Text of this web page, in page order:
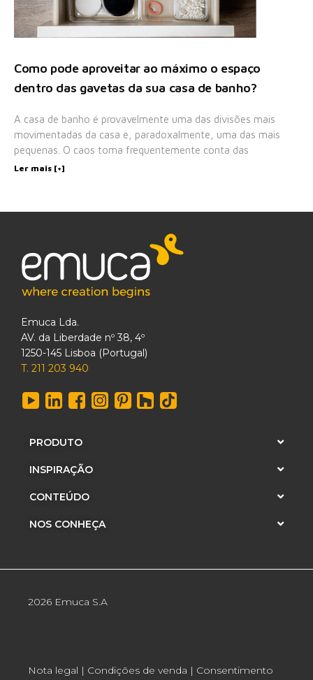
Como pode aproveitar ao máximo o espaço
dentro das gavetas da sua casa de banho?
A casa de banho é provavelmente uma das divisões mais
movimentadas da casa e, paradoxalmente, uma das mais
pequenas. O caos toma frequentemente conta das
Ler mais [+]
Emuca Lda.
AV. da Liberdade nº 38, 4º
1250-145 Lisboa (Portugal)
T. 211 203 940
PRODUTO
INSPIRAÇÃO
CONTEÚDO
NOS CONHEÇA
2026 Emuca S.A
Nota legal | Condições de venda | Consentimento